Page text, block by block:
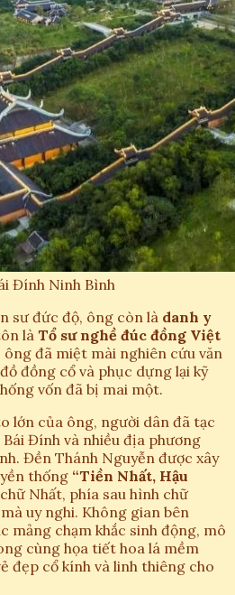
Đính Ninh Bình
sư đức độ, ông còn là danh y
là Tổ sư nghề đúc đồng Việt
đã miệt mài nghiên cứu văn
đồng cổ và phục dựng lại kỹ
vốn đã bị mai một.
lớn của ông, người dân đã tạc
Đính và nhiều địa phương
Đền Thánh Nguyễn được xây
thống “Tiền Nhất, Hậu
Nhất, phía sau hình chữ
uy nghi. Không gian bên
mảng chạm khắc sinh động, mô
cùng họa tiết hoa lá mềm
đẹp cổ kính và linh thiêng cho